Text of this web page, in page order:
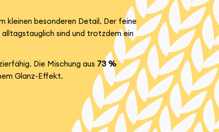
kleinen besonderen Detail. Der feine
sind und trotzdem ein
Die Mischung aus 73 %
Glanz-Effekt.